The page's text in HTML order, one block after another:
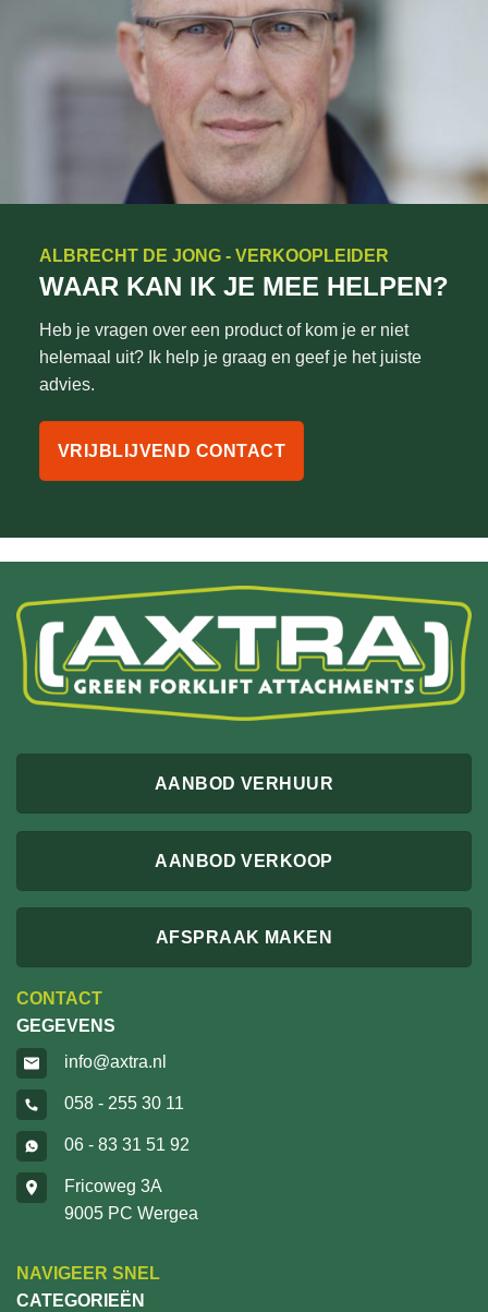
ALBRECHT DE JONG - VERKOOPLEIDER
WAAR KAN IK JE MEE HELPEN?
Heb je vragen over een product of kom je er niet
helemaal uit? Ik help je graag en geef je het juiste
advies.
VRIJBLIJVEND CONTACT
AANBOD VERHUUR
AANBOD VERKOOP
AFSPRAAK MAKEN
CONTACT
GEGEVENS
info@axtra.nl
058 - 255 30 11
06 - 83 31 51 92
Fricoweg 3A
9005 PC Wergea
NAVIGEER SNEL
CATEGORIEËN